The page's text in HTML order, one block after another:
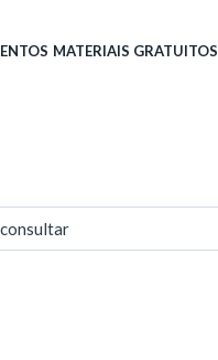
MATERIAIS GRATUITOS